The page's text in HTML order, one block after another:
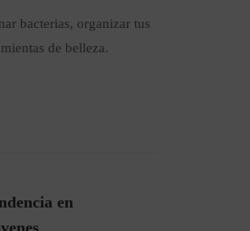
bacterias, organizar tus
de belleza.
en